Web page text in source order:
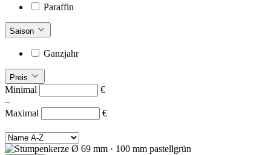
Paraffin
Saison
Ganzjahr
Preis
Minimal
€
–
Maximal
€